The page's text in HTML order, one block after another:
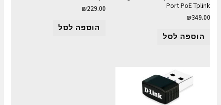
Port PoE Tplink
₪349.00
הוספה לסל
₪229.00
הוספה לסל